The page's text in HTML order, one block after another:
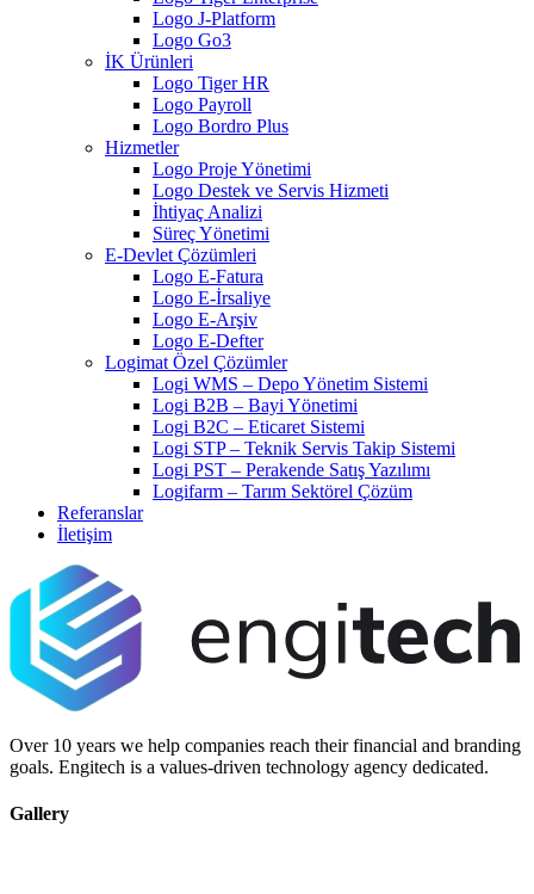
Logo J-Platform
Logo Go3
İK Ürünleri
Logo Tiger HR
Logo Payroll
Logo Bordro Plus
Hizmetler
Logo Proje Yönetimi
Logo Destek ve Servis Hizmeti
İhtiyaç Analizi
Süreç Yönetimi
E-Devlet Çözümleri
Logo E-Fatura
Logo E-İrsaliye
Logo E-Arşiv
Logo E-Defter
Logimat Özel Çözümler
Logi WMS – Depo Yönetim Sistemi
Logi B2B – Bayi Yönetimi
Logi B2C – Eticaret Sistemi
Logi STP – Teknik Servis Takip Sistemi
Logi PST – Perakende Satış Yazılımı
Logifarm – Tarım Sektörel Çözüm
Referanslar
İletişim
Over 10 years we help companies reach their financial and branding
goals. Engitech is a values-driven technology agency dedicated.
Gallery